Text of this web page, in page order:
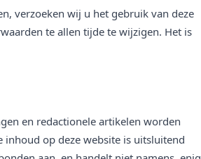
verzoeken wij u het gebruik van deze
te allen tijde te wijzigen. Het is
en redactionele artikelen worden
inhoud op deze website is uitsluitend